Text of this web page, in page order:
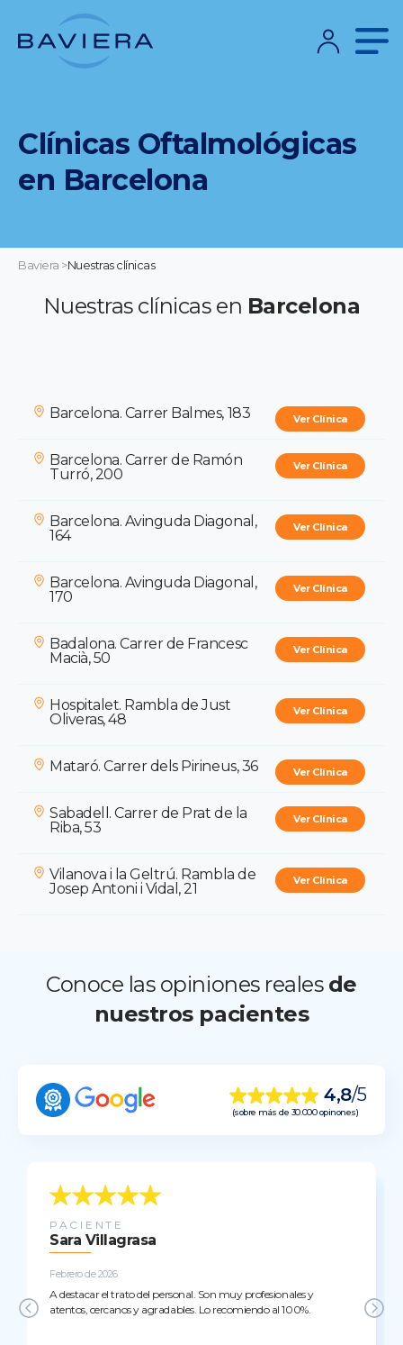
Clínicas Oftalmológicas
en Barcelona
Baviera >Nuestras clínicas
Nuestras clínicas en Barcelona
Barcelona. Carrer Balmes, 183 Ver Clínica
Barcelona. Carrer de Ramón
Turró, 200
Ver Clínica
Barcelona. Avinguda Diagonal,
164
Ver Clínica
Barcelona. Avinguda Diagonal,
170
Ver Clínica
Badalona. Carrer de Francesc
Macià, 50
Ver Clínica
Hospitalet. Rambla de Just
Oliveras, 48
Ver Clínica
Mataró. Carrer dels Pirineus, 36 Ver Clínica
Sabadell. Carrer de Prat de la
Riba, 53
Ver Clínica
Vilanova i la Geltrú. Rambla de
Josep Antoni i Vidal, 21
Ver Clínica
Conoce las opiniones reales de
nuestros pacientes
4,8/5
(sobre más de 30.000 opinones)
PACIENTE
Sara Villagrasa
Febrero de 2026
A destacar el trato del personal. Son muy profesionales y
atentos, cercanos y agradables. Lo recomiendo al 100%.